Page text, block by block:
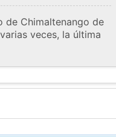
de Chimaltenango de
veces, la última